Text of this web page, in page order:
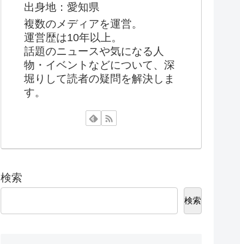
出身地：愛知県
複数のメディアを運営。
運営歴は10年以上。
話題のニュースや気になる人
物・イベントなどについて、深
堀りして読者の疑問を解決しま
す。
検索
検索